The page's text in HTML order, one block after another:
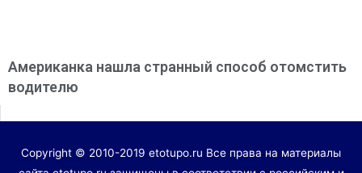
Американка нашла странный способ отомстить
водителю
Copyright © 2010-2019 etotupo.ru Все права на материалы